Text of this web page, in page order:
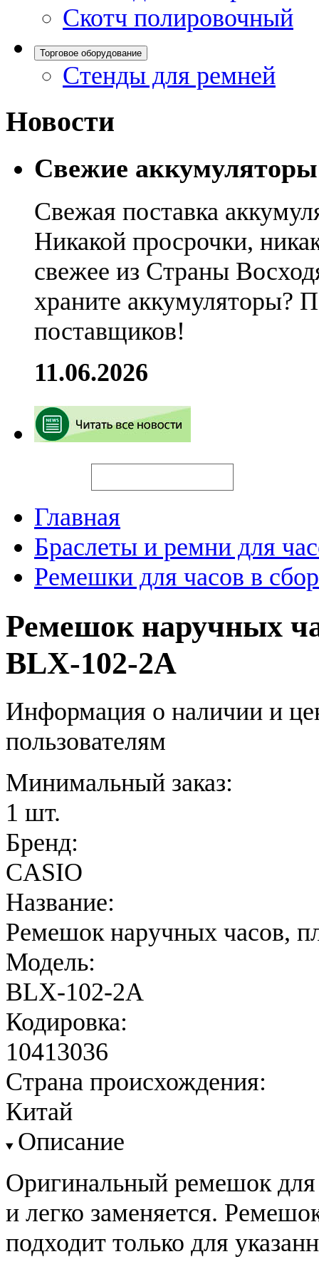
Скотч полировочный
Торговое оборудование
Стенды для ремней
Новости
Свежие
Свежая поставка
Никакой просрочки,
свежее из Страны
храните аккумуляторы?
поставщиков!
11.06.2026
Главная
Браслеты и ремни для
Ремешки для часов в
Ремешок наручных
BLX-102-2A
Информация о наличии и
пользователям
Минимальный заказ:
1 шт.
Бренд:
CASIO
Название:
Ремешок наручных часов,
Модель:
BLX-102-2A
Кодировка:
10413036
Страна происхождения:
Китай
Описание
Оригинальный ремешок
и легко заменяется.
подходит только для